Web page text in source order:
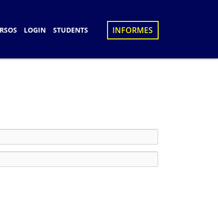
INFORMES
LOGIN STUDENTS